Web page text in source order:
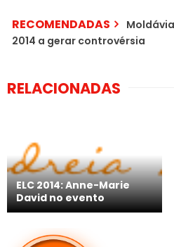
RECOMENDADAS
2014 a gerar controvérsia
RELACIONADAS
ELC 2014: Anne-Marie
David no evento